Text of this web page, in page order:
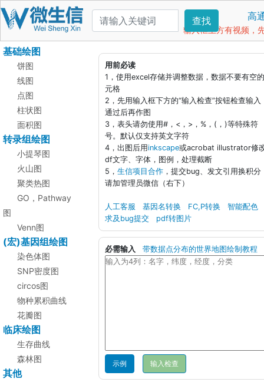
查找 高
输入框上方有视频，
基础绘图
饼图
线图
点图
柱状图
面积图
转录组绘图
小提琴图
火山图
聚类热图
GO，Pathway
图
Venn图
(宏)基因组绘图
染色体图
SNP密度图
circos图
物种累积曲线
花瓣图
临床绘图
生存曲线
森林图
其他
用前必读
1，使用excel存储并调整数据，数据不要有空
元格
2，先用输入框下方的“输入检查”按钮检查输入
通过后再作图
3，表头请勿使用#，<，>，%，(，)等特殊符
号。默认仅支持英文字符
4，出图后用inkscape或acrobat illustrator修
df文字、字体，图例，处理截断
5， 生信项目合作 ，提交bug、发文引用换积分
请加管理员微信（右下）
人工客服 基因名转换 FC,P转换
智能配色
求及bug提交
pdf转图片
必需输入 带数据点分布的世界地图绘制教程
示例